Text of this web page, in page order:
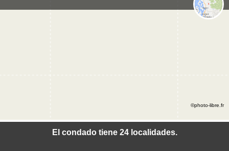
El condado tiene 24 localidades.
©photo-libre.fr